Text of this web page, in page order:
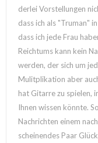
derlei Vorstellungen
dass ich als "Truman"
dass ich jede Frau
Reichtums kann kein
werden, der sich um
Mulitplikation aber
hat Gitarre zu spielen,
Ihnen wissen könnte.
Nachrichten einem
scheinendes Paar